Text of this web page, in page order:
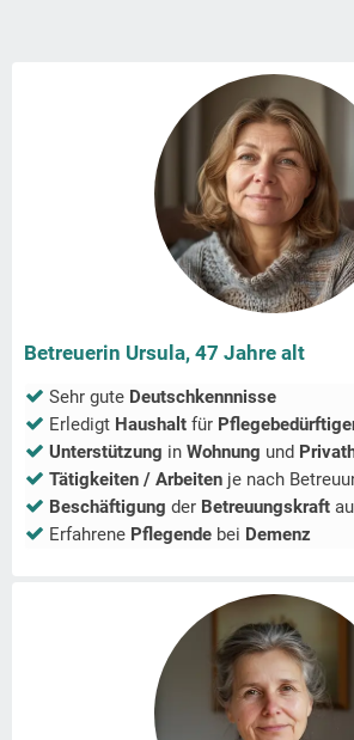
Betreuerin Ursula, 47 Jahre alt
Sehr gute Deutschkennnisse
Erledigt Haushalt für
Unterstützung in Wohnung und
Tätigkeiten / Arbeiten je nach
Beschäftigung der Betreuungskraft
Erfahrene Pflegende bei Demenz